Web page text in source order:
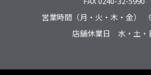
営業時間（月・火・木・金）
店舗休業日 水・土・